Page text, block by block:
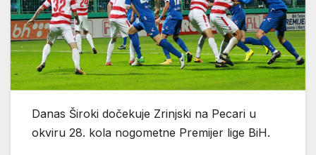
Danas Široki dočekuje Zrinjski na Pecari u
okviru 28. kola nogometne Premijer lige BiH.